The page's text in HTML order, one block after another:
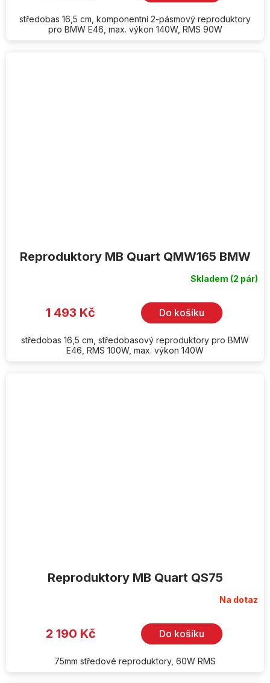
středobas 16,5 cm, komponentní 2-pásmový reproduktory
pro BMW E46, max. výkon 140W, RMS 90W
Reproduktory MB Quart QMW165 BMW
hvězdiček.
Skladem (2 pár)
1 493 Kč Do košíku
středobas 16,5 cm, středobasový reproduktory pro BMW
E46, RMS 100W, max. výkon 140W
Reproduktory MB Quart QS75
Na dotaz
2 190 Kč Do košíku
75mm středové reproduktory, 60W RMS